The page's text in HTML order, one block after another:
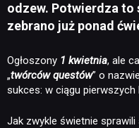
odzew. Potwierdza to
zebrano już ponad
Ogłoszony 1 kwietnia, ale
„twórców questów” o nazwie
sukces: w ciągu pierwszych
Jak zwykle świetnie